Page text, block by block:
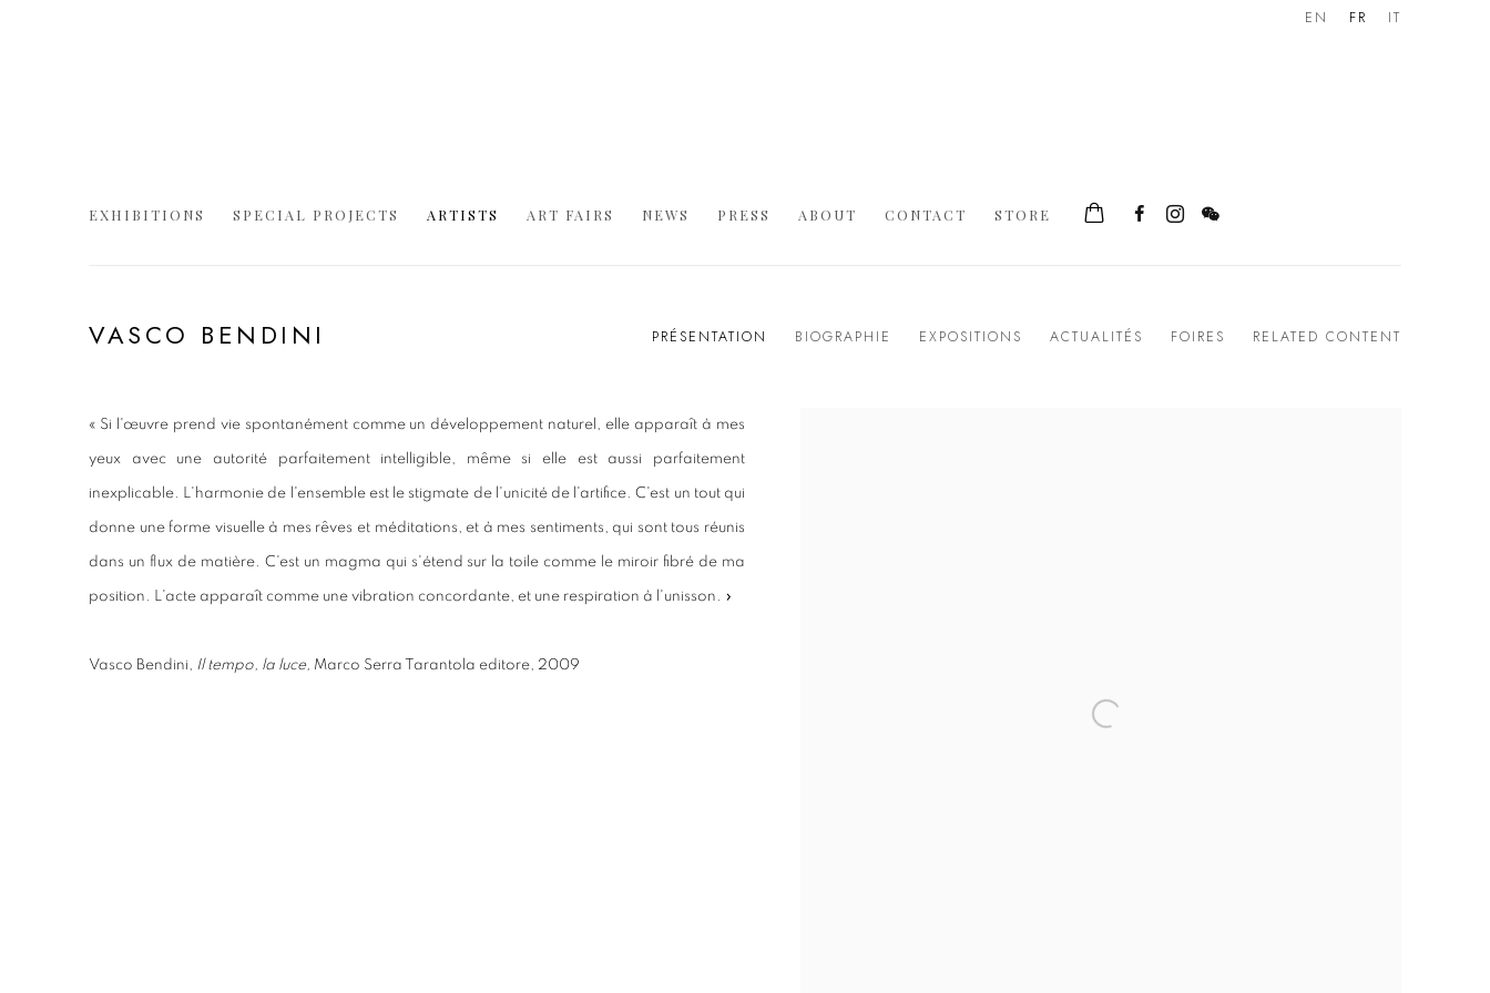
EXHIBITIONS SPECIAL PROJECTS ARTISTS ART FAIRS NEWS PRESS ABOUT CONTACT STORE
EN FR IT
VASCO BENDINI PRÉSENTATION BIOGRAPHIE EXPOSITIONS ACTUALITÉS FOIRES RELATED CONTENT
« Si l'œuvre prend vie spontanément comme un développement naturel, elle apparaît à mes
yeux avec une autorité parfaitement intelligible, même si elle est aussi parfaitement
inexplicable. L'harmonie de l'ensemble est le stigmate de l'unicité de l'artifice. C'est un tout qui
donne une forme visuelle à mes rêves et méditations, et à mes sentiments, qui sont tous réunis
dans un flux de matière. C'est un magma qui s'étend sur la toile comme le miroir fibré de ma
position. L'acte apparaît comme une vibration concordante, et une respiration à l'unisson. »
Vasco Bendini, Il tempo, la luce, Marco Serra Tarantola editore, 2009